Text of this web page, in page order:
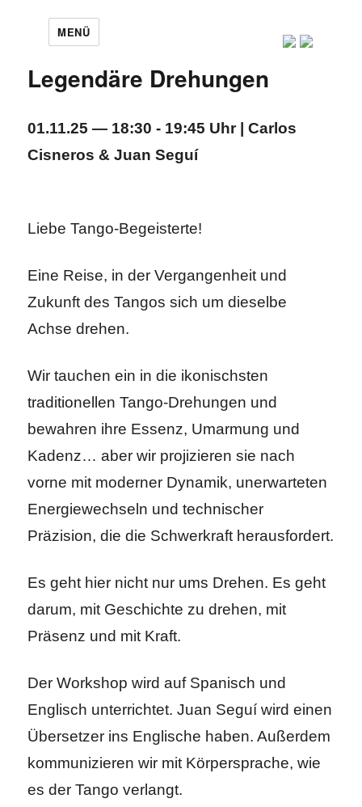
MENÜ
Legendäre Drehungen
01.11.25 — 18:30 - 19:45 Uhr | Carlos
Cisneros & Juan Seguí
Liebe Tango-Begeisterte!
Eine Reise, in der Vergangenheit und
Zukunft des Tangos sich um dieselbe
Achse drehen.
Wir tauchen ein in die ikonischsten
traditionellen Tango-Drehungen und
bewahren ihre Essenz, Umarmung und
Kadenz… aber wir projizieren sie nach
vorne mit moderner Dynamik, unerwarteten
Energiewechseln und technischer
Präzision, die die Schwerkraft herausfordert.
Es geht hier nicht nur ums Drehen. Es geht
darum, mit Geschichte zu drehen, mit
Präsenz und mit Kraft.
Der Workshop wird auf Spanisch und
Englisch unterrichtet. Juan Seguí wird einen
Übersetzer ins Englische haben. Außerdem
kommunizieren wir mit Körpersprache, wie
es der Tango verlangt.